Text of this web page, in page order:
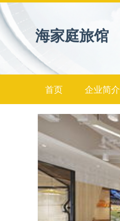
海家庭旅馆
首页 企业简介